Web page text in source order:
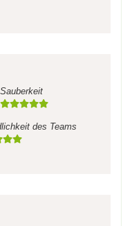
Sauberkeit
des Teams